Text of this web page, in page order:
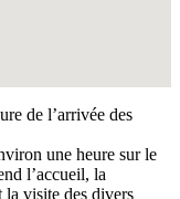
de l’arrivée des
une heure sur le
l’accueil, la
la visite des divers